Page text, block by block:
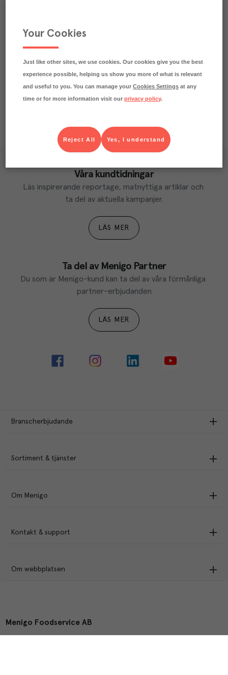
utsläppen av 1.7 kg koldioxid.
Våra kundtidningar
Läs inspirerande reportage, matnyttiga artiklar och
ta del av aktuella kampanjer.
LÄS MER
Ta del av Menigo Partner
Du som är Menigo-kund kan ta del av våra förmånliga
partner-erbjudanden
LÄS MER
Branscherbjudande
Sortiment & tjänster
Om Menigo
Kontakt & support
Om webbplatsen
Menigo Foodservice AB
Your Cookies
Just like other sites, we use cookies. Our cookies give you the best
experience possible, helping us show you more of what is relevant
and useful to you. You can manage yourCookies Settings at any
time or for more information visit ourprivacy policy.
Yes, I understand
Reject All